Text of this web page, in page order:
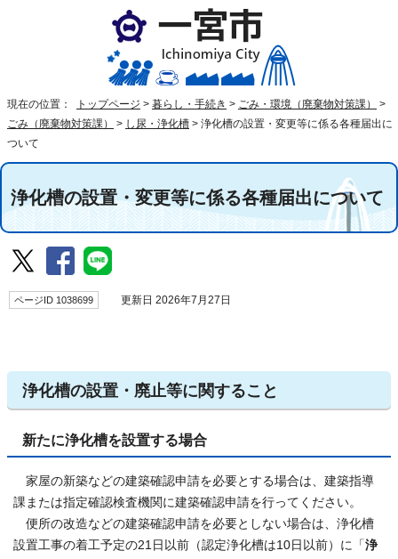
現在の位置： トップページ > 暮らし・手続き > ごみ・環境（廃棄物対策課）
>
ごみ（廃棄物対策課）
> し尿・浄化槽 > 浄化槽の設置・変更等に係る各種届出に
ついて
浄化槽の設置・変更等に係る各種届出について
ページID 1038699 更新日 2026年7月27日
浄化槽の設置・廃止等に関すること
新たに浄化槽を設置する場合
家屋の新築などの建築確認申請を必要とする場合は、建築指導
課または指定確認検査機関に建築確認申請を行ってください。
便所の改造などの建築確認申請を必要としない場合は、浄化槽
設置工事の着工予定の21日以前（認定浄化槽は10日以前）に「 浄